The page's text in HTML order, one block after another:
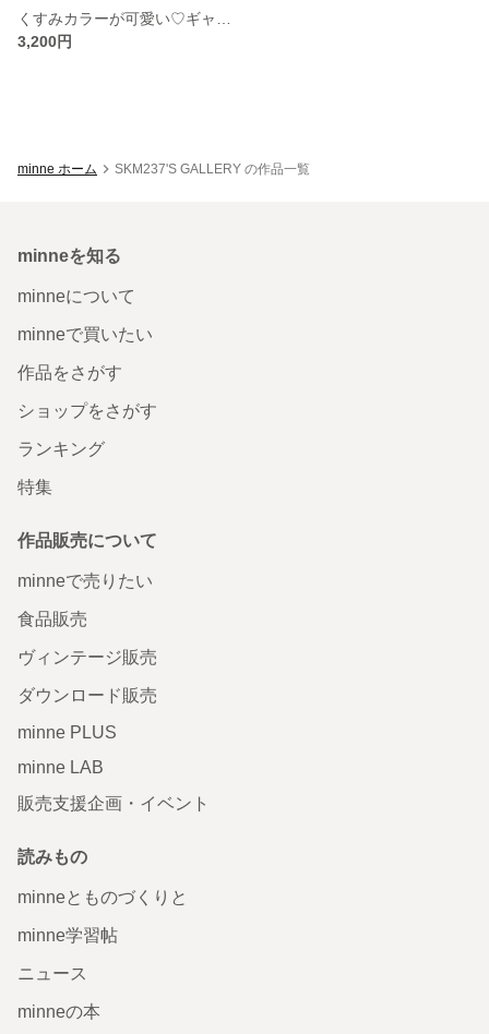
3,200円
minne ホーム SKM237'S GALLERY の作品一覧
minneを知る
minneについて
minneで買いたい
作品をさがす
ショップをさがす
ランキング
特集
作品販売について
minneで売りたい
食品販売
ヴィンテージ販売
ダウンロード販売
minne PLUS
minne LAB
販売支援企画・イベント
読みもの
minneとものづくりと
minne学習帖
ニュース
minneの本